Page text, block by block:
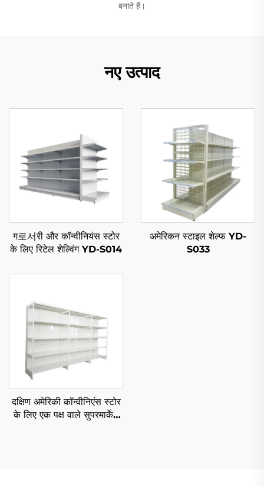
बनाते हैं।
नए उत्पाद
ग로서री और कॉन्वीनियंस स्टोर
के लिए रिटेल शेल्विंग YD-S014
अमेरिकन स्टाइल शेल्फ YD-
S033
दक्षिण अमेरिकी कॉन्वीनिएंस स्टोर
के लिए एक पक्ष वाले सुपरमार्केट